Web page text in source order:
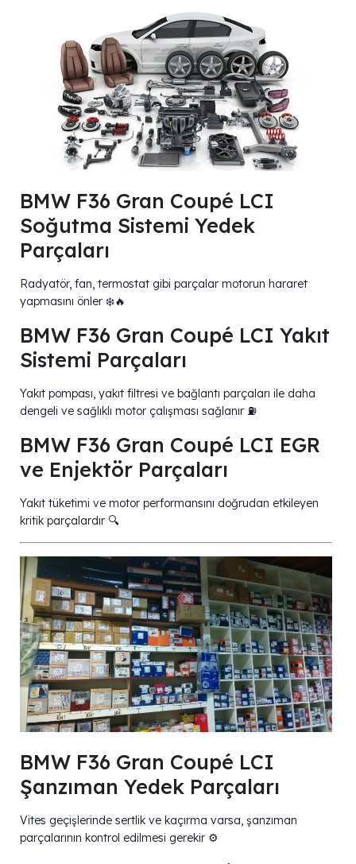
BMW F36 Gran Coupé LCI
Soğutma Sistemi Yedek
Parçaları
Radyatör, fan, termostat gibi parçalar motorun hararet
yapmasını önler ❄️🔥
BMW F36 Gran Coupé LCI Yakıt
Sistemi Parçaları
Yakıt pompası, yakıt filtresi ve bağlantı parçaları ile daha
dengeli ve sağlıklı motor çalışması sağlanır ⛽
BMW F36 Gran Coupé LCI EGR
ve Enjektör Parçaları
Yakıt tüketimi ve motor performansını doğrudan etkileyen
kritik parçalardır 🔍
BMW F36 Gran Coupé LCI
Şanzıman Yedek Parçaları
Vites geçişlerinde sertlik ve kaçırma varsa, şanzıman
parçalarının kontrol edilmesi gerekir ⚙️